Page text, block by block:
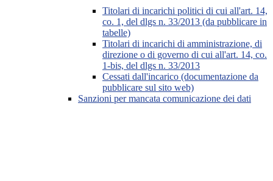
Titolari di incarichi politici di cui all'art. 14,
co. 1, del dlgs n. 33/2013 (da pubblicare in
tabelle)
Titolari di incarichi di amministrazione, di
direzione o di governo di cui all'art. 14, co.
1-bis, del dlgs n. 33/2013
Cessati dall'incarico (documentazione da
pubblicare sul sito web)
Sanzioni per mancata comunicazione dei dati